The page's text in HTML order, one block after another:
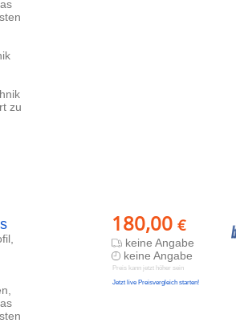
zu
180,00 €
keine Angabe
keine Angabe
Preis kann jetzt höher sein
Jetzt live Preisvergleich starten!